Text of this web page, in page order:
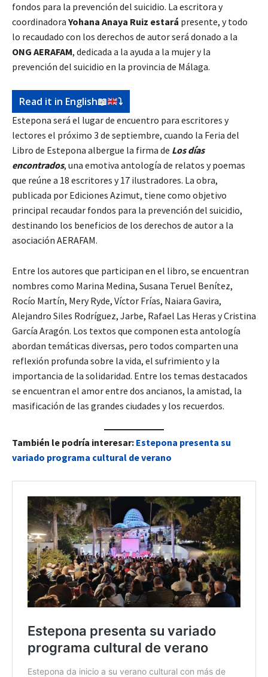
fondos para la prevención del suicidio. La escritora y
coordinadora Yohana Anaya Ruiz estará presente, y todo
lo recaudado con los derechos de autor será donado a la
ONG AERAFAM, dedicada a la ayuda a la mujer y la
prevención del suicidio en la provincia de Málaga.
Read it in English📖 ⤵️
Estepona será el lugar de encuentro para escritores y
lectores el próximo 3 de septiembre, cuando la Feria del
Libro de Estepona albergue la firma de Los días
encontrados, una emotiva antología de relatos y poemas
que reúne a 18 escritores y 17 ilustradores. La obra,
publicada por Ediciones Azimut, tiene como objetivo
principal recaudar fondos para la prevención del suicidio,
destinando los beneficios de los derechos de autor a la
asociación AERAFAM.
Entre los autores que participan en el libro, se encuentran
nombres como Marina Medina, Susana Teruel Benítez,
Rocío Martín, Mery Ryde, Víctor Frías, Naiara Gavira,
Alejandro Siles Rodríguez, Jarbe, Rafael Las Heras y Cristina
García Aragón. Los textos que componen esta antología
abordan temáticas diversas, pero todos comparten una
reflexión profunda sobre la vida, el sufrimiento y la
importancia de la solidaridad. Entre los temas destacados
se encuentran el amor entre dos ancianos, la amistad, la
masificación de las grandes ciudades y los recuerdos.
También le podría interesar: Estepona presenta su
variado programa cultural de verano